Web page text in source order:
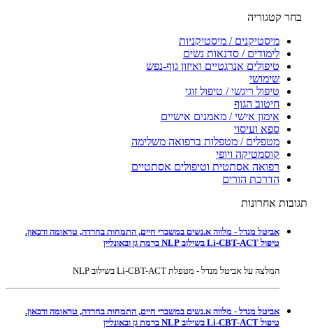
בחר קטגוריה
מיסטיקנים / מיסטיקניות
לימודים / סדנאות נשים
טיפולים אנרגטיים ואיזון גוף-נפש
שימושי
טיפול ריגשי / טיפול זוגי
חיטוב הגוף
אימון אישי / מאמנים אישיים
ספא ועיסוי
מטפלים / מטפלות ברפואה משלימה
קוסמטיקה ויופי
רפואה אסתטית וטיפולים אסתטיים
הדרכת הורים
תגובות אחרונות
אביטל מנדל - מלווה א.נשים במשברי חיים, התמחות בחרדה, טראומה ודכאון.
טיפול Li-CBT-ACT בשילוב NLP ברמת גן ובאונליין
המלצה על אביטל מנדל - מטפלת Li-CBT-ACT בשילוב NLP
אביטל מנדל - מלווה א.נשים במשברי חיים, התמחות בחרדה, טראומה ודכאון.
טיפול Li-CBT-ACT בשילוב NLP ברמת גן ובאונליין